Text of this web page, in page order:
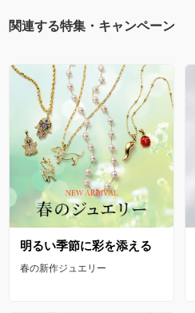
関連する特集・キャンペーン
明るい季節に彩を添える
春の新作ジュエリー